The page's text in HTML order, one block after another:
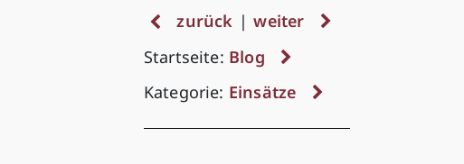
zurück | weiter
Startseite: Blog
Kategorie: Einsätze